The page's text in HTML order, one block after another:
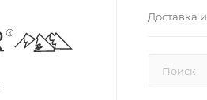
Доставка